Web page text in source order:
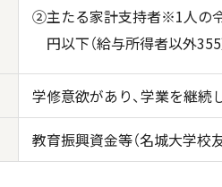
②主たる家計支持者※1人の
円以下（給与所得者以外
学修意欲があり、学業を継続
教育振興資金等（名城大学校